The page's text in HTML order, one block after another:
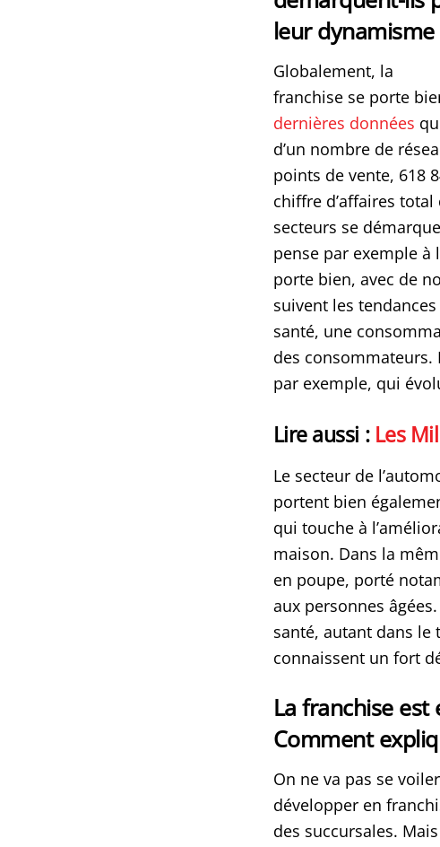
leur dynamisme
Globalement, la
franchise se porte
dernières données
d’un nombre de
points de vente, 618
chiffre d’affaires
secteurs se
pense par exemple
porte bien, avec de
suivent les
santé, une
des consommateurs.
par exemple, qui
Lire aussi : Les
Le secteur de
portent bien
qui touche à
maison. Dans la
en poupe, porté
aux personnes
santé, autant dans le
connaissent un fort
La franchise
Comment
On ne va pas se
développer en
des succursales.